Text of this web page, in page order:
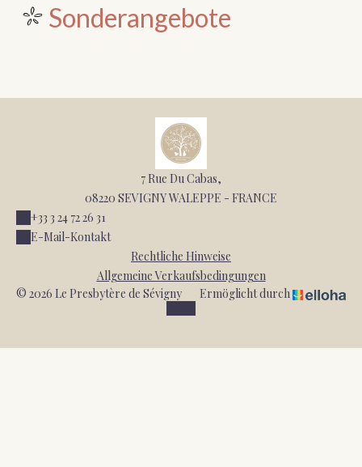
Sonderangebote
7 Rue Du Cabas,
08220 SEVIGNY WALEPPE - FRANCE
+33 3 24 72 26 31
E-Mail-Kontakt
Rechtliche Hinweise
Allgemeine Verkaufsbedingungen
© 2026 Le Presbytère de Sévigny
Ermöglicht durch